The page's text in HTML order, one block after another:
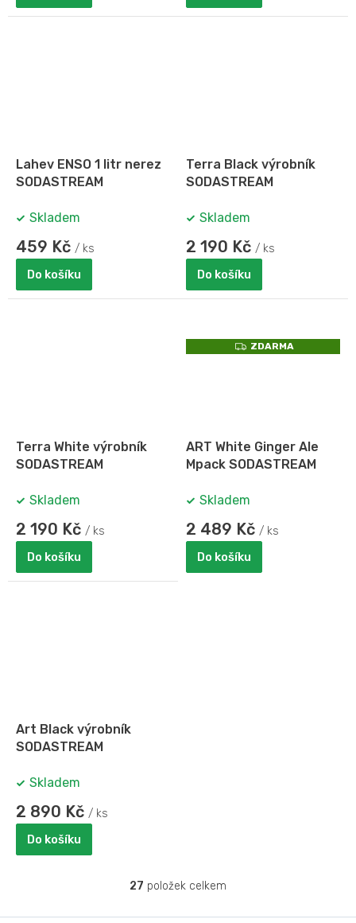
Lahev ENSO 1 litr nerez
SODASTREAM
Skladem
459 Kč / ks
Do košíku
Terra Black výrobník
SODASTREAM
Skladem
2 190 Kč / ks
Do košíku
Terra White výrobník
SODASTREAM
Skladem
2 190 Kč / ks
Do košíku
Z
D
ZDARMA
ART White Ginger Ale
Mpack SODASTREAM
Skladem
2 489 Kč / ks
Do košíku
Art Black výrobník
SODASTREAM
Skladem
2 890 Kč / ks
Do košíku
O
27 položek celkem